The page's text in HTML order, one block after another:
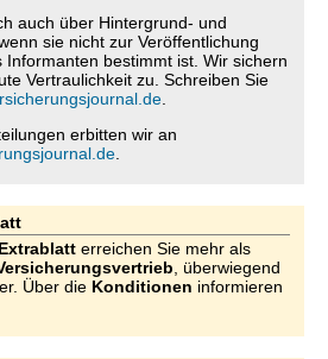
auch über Hintergrund- und
sie nicht zur Veröffentlichung
Informanten bestimmt ist. Wir sichern
Vertraulichkeit zu. Schreiben Sie
erbitten wir an
erreichen Sie mehr als
, überwiegend
Über die Konditionen informieren